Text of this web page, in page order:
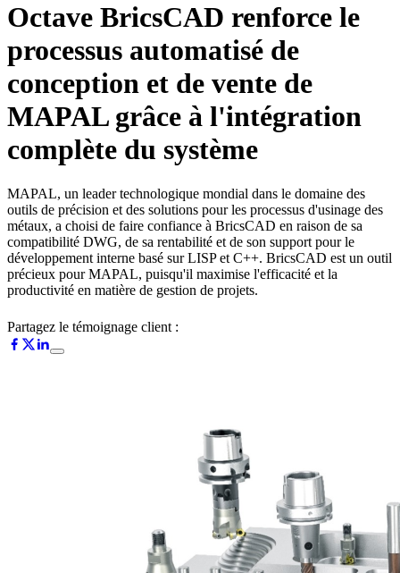
Octave BricsCAD renforce le
processus automatisé de
conception et de vente de
MAPAL grâce à l'intégration
complète du système
MAPAL, un leader technologique mondial dans le domaine des
outils de précision et des solutions pour les processus d'usinage des
métaux, a choisi de faire confiance à BricsCAD en raison de sa
compatibilité DWG, de sa rentabilité et de son support pour le
développement interne basé sur LISP et C++. BricsCAD est un outil
précieux pour MAPAL, puisqu'il maximise l'efficacité et la
productivité en matière de gestion de projets.
Partagez le témoignage client :